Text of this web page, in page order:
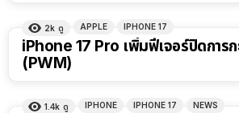
2k ดู APPLE IPHONE 17
iPhone 17 Pro เพิ่มฟีเจอร์ปิดการ
(PWM)
1.4k ดู IPHONE IPHONE 17 NEWS